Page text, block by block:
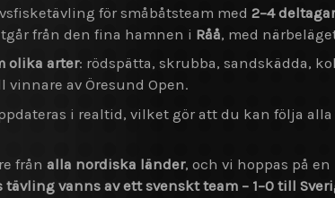
för småbåtsteam med 2–4
från den fina hamnen i Råå, med
olika arter: rödspätta, skrubba, sandskädda,
vinnare av Öresund Open.
i realtid, vilket gör att du kan följa
från alla nordiska länder, och vi hoppas på
tävling vanns av ett svenskt team – 1–0 till